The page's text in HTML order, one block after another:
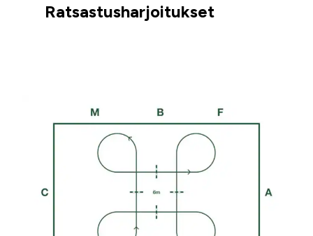
Ratsastusharjoitukset